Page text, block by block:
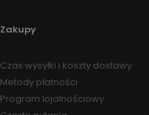
Zakupy
Czas wysyłki i koszty dostawy
Metody płatności
Program lojalnościowy